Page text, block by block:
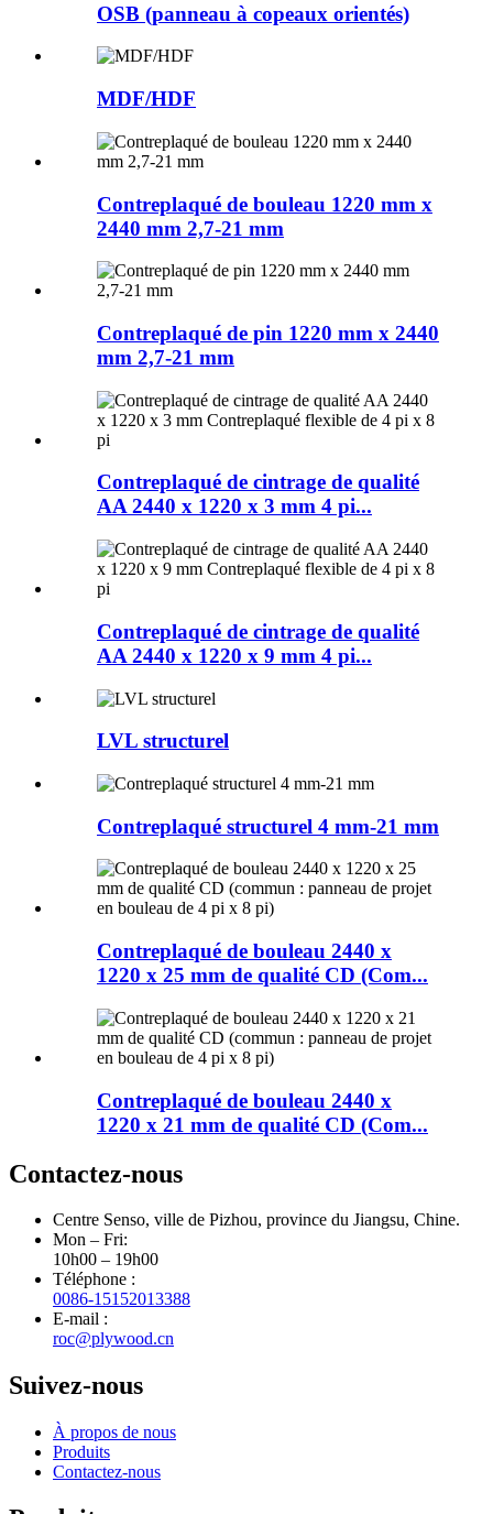
OSB (panneau à copeaux orientés)
MDF/HDF
Contreplaqué de bouleau 1220 mm x
2440 mm 2,7-21 mm
Contreplaqué de pin 1220 mm x 2440
mm 2,7-21 mm
Contreplaqué de cintrage de qualité
AA 2440 x 1220 x 3 mm 4 pi...
Contreplaqué de cintrage de qualité
AA 2440 x 1220 x 9 mm 4 pi...
LVL structurel
Contreplaqué structurel 4 mm-21 mm
Contreplaqué de bouleau 2440 x
1220 x 25 mm de qualité CD (Com...
Contreplaqué de bouleau 2440 x
1220 x 21 mm de qualité CD (Com...
Contactez-nous
Centre Senso, ville de Pizhou, province du Jiangsu, Chine.
Mon – Fri:
10h00 – 19h00
Téléphone :
0086-15152013388
E-mail :
roc@plywood.cn
Suivez-nous
À propos de nous
Produits
Contactez-nous